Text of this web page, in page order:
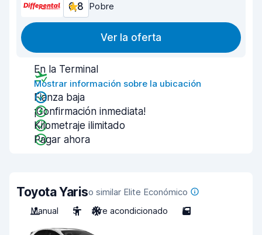
6,8 Pobre
Ver la oferta
En la Terminal
Mostrar información sobre la ubicación
Fianza baja
¡Confirmación inmediata!
Kilometraje ilimitado
Pagar ahora
Toyota Yariso similar Elite Económico
Manual
5 Aire acondicionado 5